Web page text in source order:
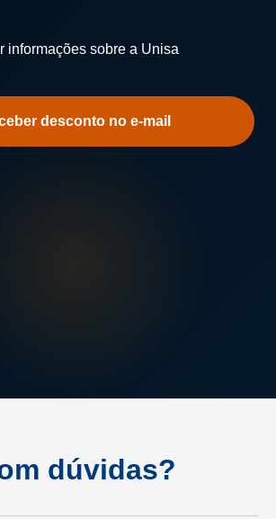
informações sobre a Unisa
dúvidas?